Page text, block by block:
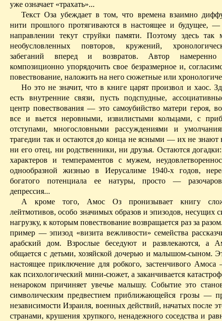
уже означает «трахать»...
Текст Озаубеждает в том, что времена взаимно
нити прошлого протягиваются в настоящее и будущее,
направлении текут струйки памяти. Поэтому здесь
необусловленных повторов, кружений,
забеганий вперед и возвратов. Автор намеренно
композиционно упорядочить свое безразмерноеи,
повествование, наложить на него сюжетные или
Но это не значит, что в книге царят произвол и хаос.
есть внутренние связи, пусть подспудные,
центр повествования — это самоубийство матери героя,
все и вьется неровными, извилистыми кольцами, с
отступами, многословными рассуждениями и
трагедии так и остаются до конца не ясными — их не знают
ни его отец, ни родственники, ни друзья. Остаются
характеров и темпераментов с мужем,
однообразной жизнью в Иерусалиме 1940-х годов,
богатого потенциала ее натуры, просто —
депрессия...
А кроме того, Амос Озпронизывает книгу
лейтмотивов, особо значимых образов и эпизодов, несущих
нагрузку, к которым повествование возвращается раз за
пример — эпизод «визита вежливости» семейства
арабский дом. Взрослые беседуют и развлекаются, а
общается с детьми, хозяйской дочерью и малышом-сыном.
настоящее приключение дляробкого, застенчивого Амоса—
как психологический мини-сюжет, а заканчивается
ненароком причиняет увечье малышу. Событие это
символическим предвестием приближающейся грозы —
независимости Израиля, военных действий, начатых после
странами, крушения хрупкого, ненадежного соседства и